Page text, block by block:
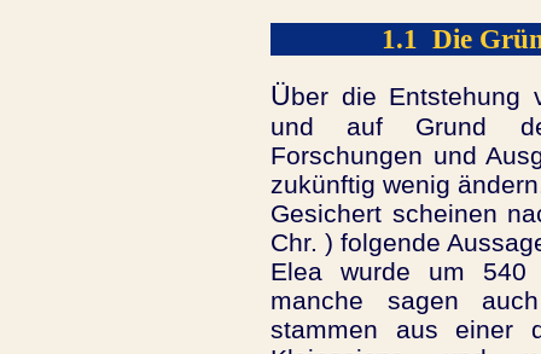
1.1 Die
Über die Entstehung
und auf Grund
Forschungen und
zukünftig wenig
Gesichert scheinen
Chr. ) folgende
Elea wurde um
manche sagen
stammen aus einer